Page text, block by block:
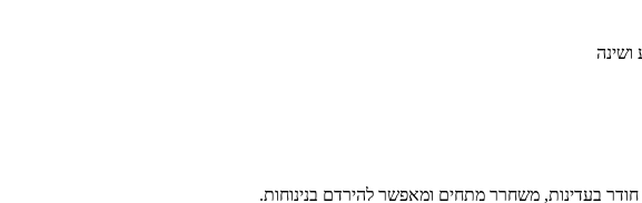
ושינה
חודר בעדינות, משחרר מתחים ומאפשר להירדם בנינוחות.